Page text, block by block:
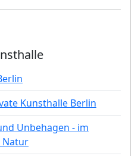
Kunsthalle Berlin
Unbehagen - im
Natur